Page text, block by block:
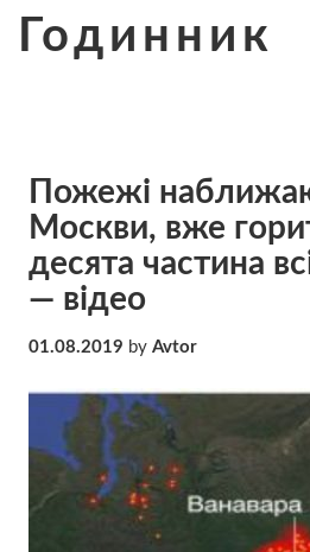
Годинник
Пожежі
Москви, вже
десята частина
— відео
01.08.2019 by Avtor